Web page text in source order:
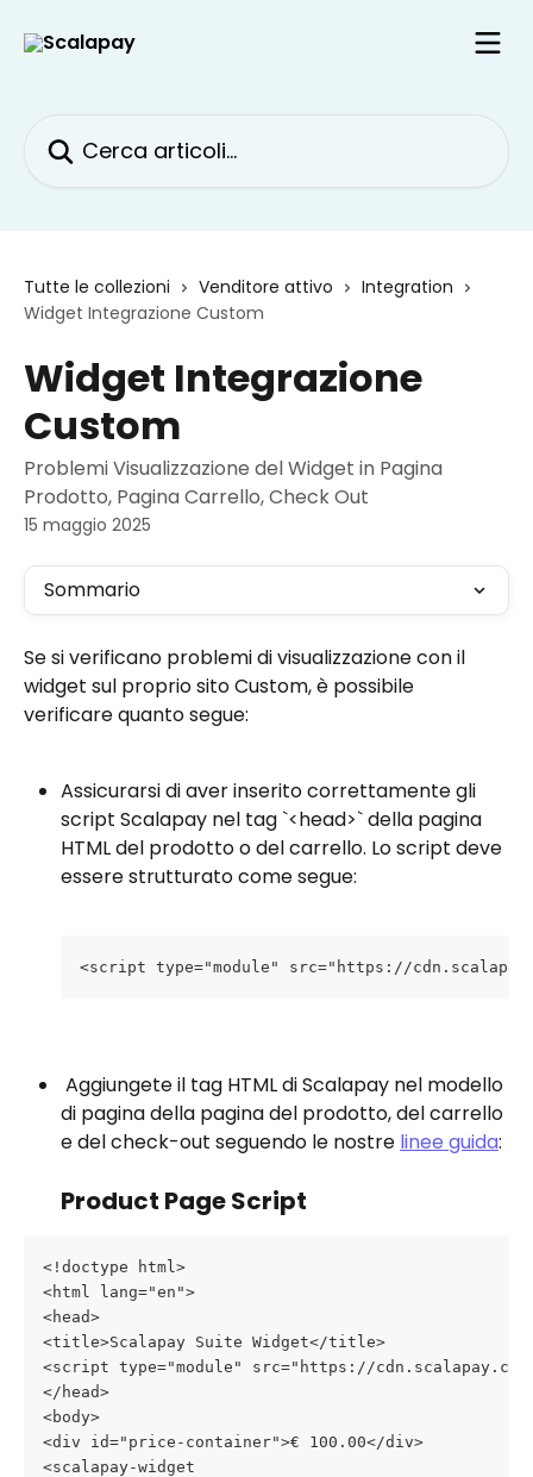
Tutte le collezioni Venditore attivo
Integration
Widget Integrazione Custom
Widget Integrazione
Custom
Problemi Visualizzazione del Widget in Pagina
Prodotto, Pagina Carrello, Check Out
15 maggio 2025
Sommario
Se si verificano problemi di visualizzazione con il
widget sul proprio sito Custom, è possibile
verificare quanto segue:
Assicurarsi di aver inserito correttamente gli
script Scalapay nel tag `<head>` della pagina
HTML del prodotto o del carrello. Lo script deve
essere strutturato come segue:
<script type="module" src="https://
di pagina della pagina del prodotto, del carrello
e del check-out seguendo le nostre linee guida:
Product Page Script
<!doctype html>
<html lang="en">
<head>
<title>Scalapay Suite Widget</title>
<script type="module" src="https://
</head>
<body>
<div id="price-container">€ 100.00</div>
<scalapay-widget